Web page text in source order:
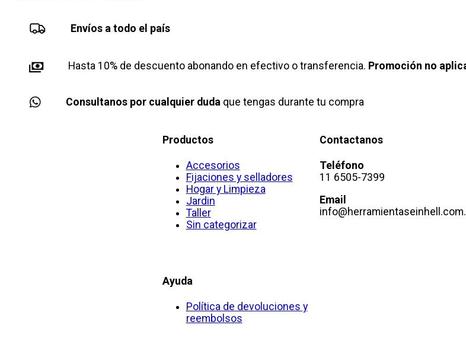
Envíos a todo el país
Hasta 10% de descuento abonando en efectivo o transferencia. Promoción no
Consultanos por cualquier duda que tengas durante tu compra
Productos
Accesorios
Fijaciones y selladores
Hogar y Limpieza
Jardin
Taller
Sin categorizar
Ayuda
Política de devoluciones y
reembolsos
Contactanos
Teléfono
11 6505-7399
Email